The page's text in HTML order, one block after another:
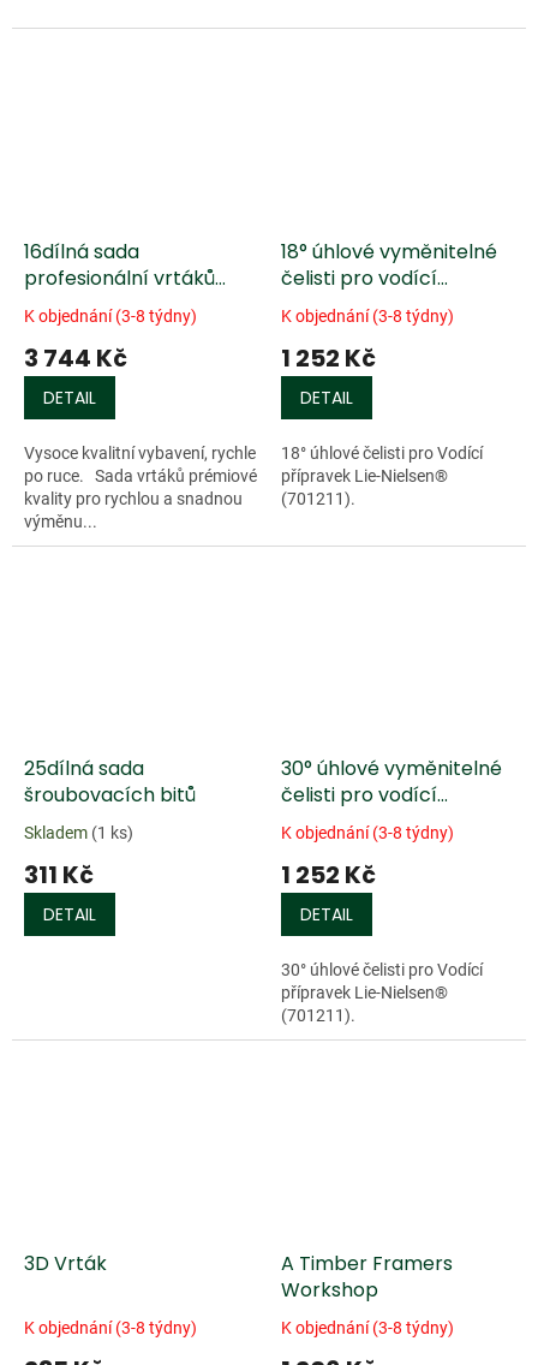
16dílná sada
profesionální vrtáků
Fisch a bitů
K objednání (3-8 týdny)
3 744 Kč
DETAIL
Vysoce kvalitní vybavení, rychle
po ruce. Sada vrtáků prémiové
kvality pro rychlou a snadnou
výměnu...
18° úhlové vyměnitelné
čelisti pro vodící
přípravek Lie-Nielsen®
K objednání (3-8 týdny)
1 252 Kč
DETAIL
18° úhlové čelisti pro Vodící
přípravek Lie-Nielsen®
(701211).
25dílná sada
šroubovacích bitů
Skladem (1 ks)
311 Kč
DETAIL
30° úhlové vyměnitelné
čelisti pro vodící
přípravek Lie-Nielsen®
K objednání (3-8 týdny)
1 252 Kč
DETAIL
30° úhlové čelisti pro Vodící
přípravek Lie-Nielsen®
(701211).
3D Vrták
K objednání (3-8 týdny)
A Timber Framers
Workshop
K objednání (3-8 týdny)